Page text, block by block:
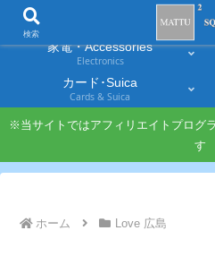
家電・Accessories
Electronics
カード･Suica
Cards & Suica
※当サイトではアフィリエイトプログ
す
ホーム Love 広島
検索